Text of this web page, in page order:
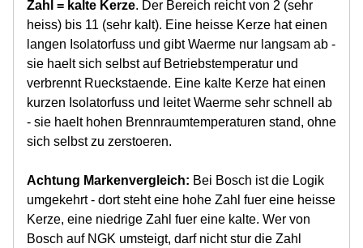
Zahl = kalte Kerze. Der Bereich reicht von 2 (sehr
heiss) bis 11 (sehr kalt). Eine heisse Kerze hat einen
langen Isolatorfuss und gibt Waerme nur langsam ab -
sie haelt sich selbst auf Betriebstemperatur und
verbrennt Rueckstaende. Eine kalte Kerze hat einen
kurzen Isolatorfuss und leitet Waerme sehr schnell ab
- sie haelt hohen Brennraumtemperaturen stand, ohne
sich selbst zu zerstoeren.
Achtung Markenvergleich: Bei Bosch ist die Logik
umgekehrt - dort steht eine hohe Zahl fuer eine heisse
Kerze, eine niedrige Zahl fuer eine kalte. Wer von
Bosch auf NGK umsteigt, darf nicht stur die Zahl